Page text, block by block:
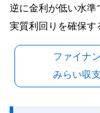
逆に金利が低い水準
実質利回りを確保す
ファイナ
みらい収